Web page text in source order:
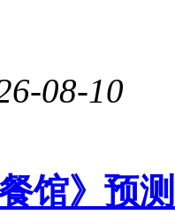
08-10
餐馆》预